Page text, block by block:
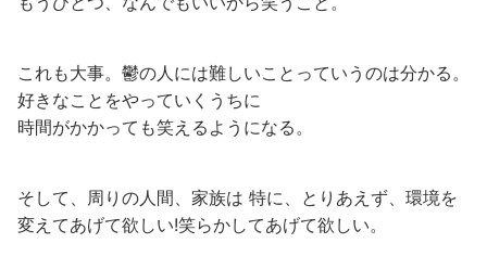
これも大事。鬱の人には難しいことっていうのは分かる。
好きなことをやっていくうちに
時間がかかっても笑えるようになる。
そして、周りの人間、家族は 特に、とりあえず、環境を
変えてあげて欲しい!笑らかしてあげて欲しい。